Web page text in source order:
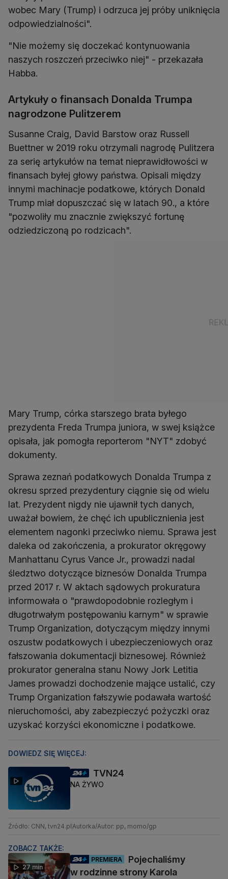
wobec Mary (Trump) i odrzuca jej próby uniknięcia
odpowiedzialności".
"Nie możemy się doczekać kontynuowania
naszych roszczeń przeciwko niej" - przekazała
Habba.
Artykuły o finansach Donalda Trumpa
nagrodzone Pulitzerem
Susanne Craig, David Barstow oraz Russell
Buettner w 2019 roku otrzymali nagrodę Pulitzera
za serię artykułów na temat nieprawidłowości w
finansach byłej głowy państwa. Opisali między
innymi machinacje podatkowe, których Donald
Trump miał dopuszczać się w latach 90., a które
"pozwoliły mu znacznie zwiększyć fortunę
odziedziczoną po rodzicach".
Mary Trump, córka starszego brata byłego
prezydenta Freda Trumpa juniora, w swej książce
opisała, jak pomogła reporterom "NYT" zdobyć
dokumenty.
Sprawa zeznań podatkowych Donalda Trumpa z
okresu sprzed prezydentury ciągnie się od wielu
lat. Prezydent nigdy nie ujawnił tych danych,
uważał bowiem, że chęć ich upublicznienia jest
elementem nagonki przeciwko niemu. Sprawa jest
daleka od zakończenia, a prokurator okręgowy
Manhattanu Cyrus Vance Jr., prowadzi nadal
śledztwo dotyczące biznesów Donalda Trumpa
przed 2017 r. W aktach sądowych prokuratura
informowała o "prawdopodobnie rozległym i
długotrwałym postępowaniu karnym" w sprawie
Trump Organization, dotyczącym między innymi
oszustw podatkowych i ubezpieczeniowych oraz
fałszowania dokumentacji biznesowej. Również
prokurator generalna stanu Nowy Jork Letitia
James prowadzi dochodzenie mające ustalić, czy
Trump Organization fałszywie podawała wartość
nieruchomości, aby zabezpieczyć pożyczki oraz
uzyskać korzyści ekonomiczne i podatkowe.
DOWIEDZ SIĘ WIĘCEJ:
TVN24
NA ŻYWO
Źródło: CNN, tvn24.plAutorka/Autor: pp, momo/gp
ZOBACZ TAKŻE:
27 min
PREMIERA
Pojechaliśmy
w rodzinne strony Karola